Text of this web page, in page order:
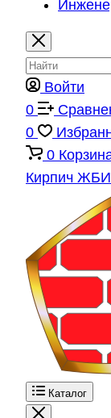
Войти
0
0
0
Кирпич ЖБИ
Каталог